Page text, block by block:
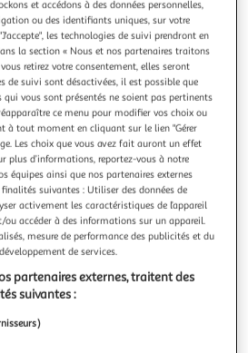
précédente
suivante
Beach
: Bois (Pin)
Spécificités : Format :
sur toile Impression Full
dpi Garantie une parfaite netteté
Protection UV pour une
et accédons à des données personnelles,
ou des identifiants uniques, sur votre
les technologies de suivi prendront en
la section « Nous et nos partenaires traitons
retirez votre consentement, elles seront
de suivi sont désactivées, il est possible que
qui vous sont présentés ne soient pas pertinents
ce menu pour modifier vos choix ou
à tout moment en cliquant sur le lien "Gérer
Les choix que vous avez fait auront un effet
plus d’informations, reportez-vous à notre
équipes ainsi que nos partenaires externes
suivantes : Utiliser des données de
activement les caractéristiques de l’appareil
ou accéder à des informations sur un appareil.
mesure de performance des publicités et du
de services.
partenaires externes, traitent des
suivantes :